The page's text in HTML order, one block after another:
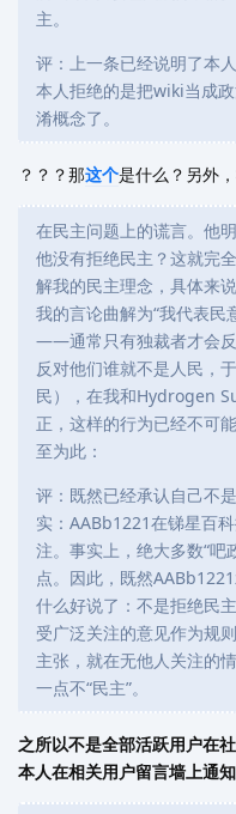
主。
评：上一条已经说明了本
本人拒绝的是把wiki当成
淆概念了。
？？？那这个是什么？另外
在民主问题上的谎言。他
他没有拒绝民主？这就完
解我的民主理念，具体来
我的言论曲解为“我代表民
——通常只有独裁者才会
反对他们谁就不是人民，
民），在我和Hydrogen
正，这样的行为已经不可
至为此：
评：既然已经承认自己不
实：AABb1221在锑星百
注。事实上，绝大多数“吧
点。因此，既然
什么好说了：不是拒绝民
受广泛关注的意见作为规
主张，就在无他人关注的
一点不“民主”。
之所以不是全部活跃用户在
本人在相关用户留言墙上通